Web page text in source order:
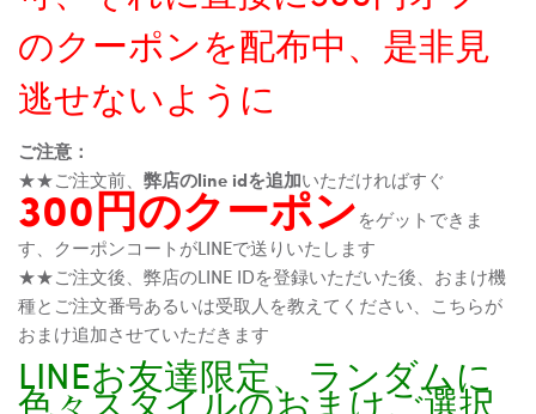
のクーポンを配布中、是非見
逃せないように
ご注意：
★★ご注文前、 弊店のline idを追加いただければすぐ
300円のクーポンをゲットできま
す、クーポンコートがLINEで送りいたします
★★ご注文後、弊店のLINE IDを登録いただいた後、おまけ機
種とご注文番号あるいは受取人を教えてください、こちらが
おまけ追加させていただきます
LINEお友達限定、ランダムに
色々スタイルのおまけご選択